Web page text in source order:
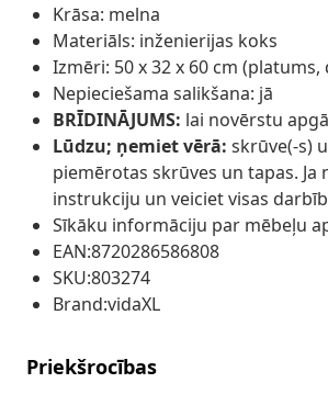
Krāsa: melna
Materiāls: inženierijas koks
Izmēri: 50 x 32 x 60 cm
Nepieciešama salikšana: jā
BRĪDINĀJUMS: lai novērstu
Lūdzu; ņemiet vērā: skrūve(-s)
piemērotas skrūves un tapas.
instrukciju un veiciet visas
Sīkāku informāciju par mēbeļu
EAN:8720286586808
SKU:803274
Brand:vidaXL
Priekšrocības